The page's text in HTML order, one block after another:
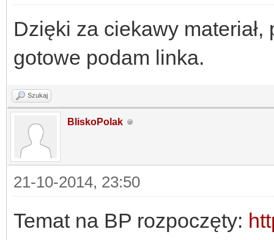
Dzięki za ciekawy
gotowe podam linka.
Szukaj
BliskoPolak
21-10-2014, 23:50
Temat na BP rozpoczęty: